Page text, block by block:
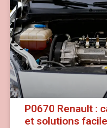
P0670 Renault :
et solutions